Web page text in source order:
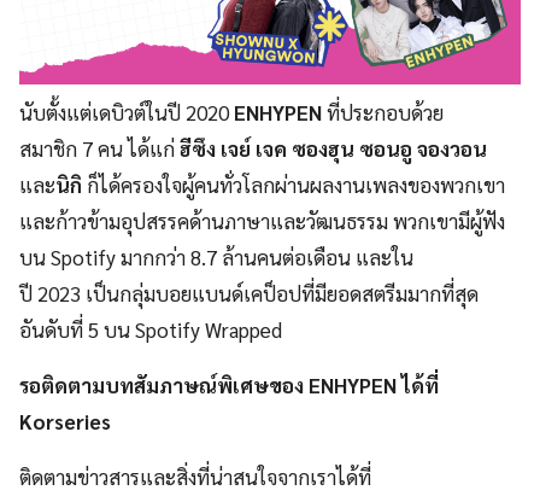
นับตั้งแต่เดบิวต์ในปี 2020 ENHYPENที่ประกอบด้วย
สมาชิก 7 คน ได้แก่ฮีซึง เจย์ เจค ซองฮุน ซอนอู จองวอน
และนิกิ ก็ได้ครองใจผู้คนทั่วโลกผ่านผลงานเพลงของพวกเขา
และก้าวข้ามอุปสรรคด้านภาษาและวัฒนธรรม พวกเขามีผู้ฟัง
บน Spotify มากกว่า 8.7 ล้านคนต่อเดือน และใน
ปี 2023 เป็นกลุ่มบอยแบนด์เคป็อปที่มียอดสตรีมมากที่สุด
อันดับที่ 5 บน Spotify Wrapped
รอติดตามบทสัมภาษณ์พิเศษของ ENHYPEN ได้ที่
Korseries
ติดตามข่าวสารและสิ่งที่น่าสนใจจากเราได้ที่